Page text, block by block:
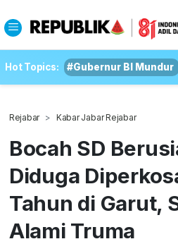
Hot Topics: #Gubernur BI Mundur
Rejabar Kabar Jabar Rejabar
Bocah SD
Diduga
Tahun di Garut,
Alami Truma